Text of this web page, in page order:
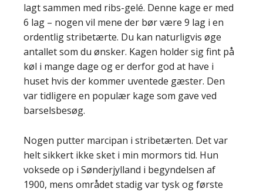
lagt sammen med ribs-gelé. Denne kage er med
6 lag – nogen vil mene der bør være 9 lag i en
ordentlig stribetærte. Du kan naturligvis øge
antallet som du ønsker. Kagen holder sig fint på
køl i mange dage og er derfor god at have i
huset hvis der kommer uventede gæster. Den
var tidligere en populær kage som gave ved
barselsbesøg.
Nogen putter marcipan i stribetærten. Det var
helt sikkert ikke sket i min mormors tid. Hun
voksede op i Sønderjylland i begyndelsen af
1900, mens området stadig var tysk og første